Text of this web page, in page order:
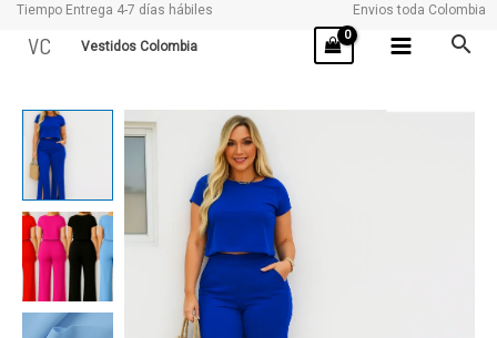
Tiempo Entrega 4-7 días hábiles Envios toda Colombia
VC Vestidos Colombia
IDARA
cantidad